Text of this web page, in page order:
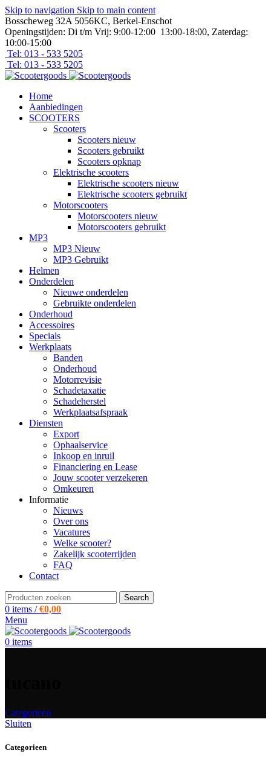
Skip to navigation Skip to main content
Bosscheweg 32A 5056KC, Berkel-Enschot
Openingstijden: Di t/m Vrij: 9:00-12:00 13:00-18:00, Zaterdag:
10:00-15:00
Tel: 013 - 533 5205
Tel: 013 - 533 5205
Home
Aanbiedingen
SCOOTERS
Scooters
Scooters nieuw
Scooters gebruikt
Scooters opknap
Elektrische scooters
Elektrische scooters nieuw
Elektrische scooters gebruikt
Motorscooters
Motorscooters nieuw
Motorscooters gebruikt
MP3
MP3 Nieuw
MP3 Gebruikt
Helmen
Onderdelen
Nieuwe onderdelen
Gebruikte onderdelen
Onderhoud
Accessoires
Specials
Werkplaats
Banden
Onderhoud
Motorrevisie
Schadetaxatie
Schadeherstel
Werkplaatsafspraak
Diensten
Export
Ophaalservice
Inkoop en inruil
Financiering en Lease
Jouw scooter verzekeren
Omkeuren
Informatie
Nieuws
Over ons
Vacatures
Welke scooter?
Zakelijk scooterrijden
FAQ
Contact
Search
0 items / €0,00
Menu
0 items
Categorieen
Sluiten
Categorieen